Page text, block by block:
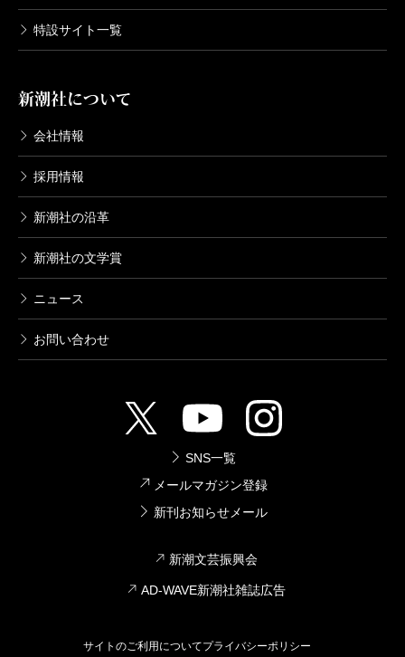
特設サイト一覧
新潮社について
会社情報
採用情報
新潮社の沿革
新潮社の文学賞
ニュース
お問い合わせ
SNS一覧
メールマガジン登録
新刊お知らせメール
新潮文芸振興会
AD-WAVE新潮社雑誌広告
サイトのご利用についてプライバシーポリシー